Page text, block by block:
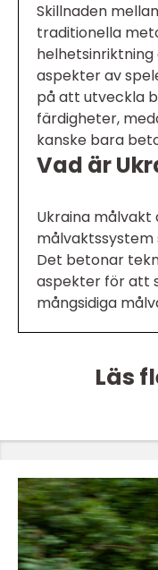
Skillnaden
traditionella
aspekter av
på att utveckla
färdigheter,
kanske bara
Vad är
Ukraina
målvaktssystem
Det betonar
aspekter för att
mångsidiga
Läs